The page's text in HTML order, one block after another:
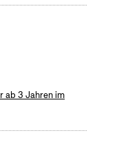
ab 3 Jahren im